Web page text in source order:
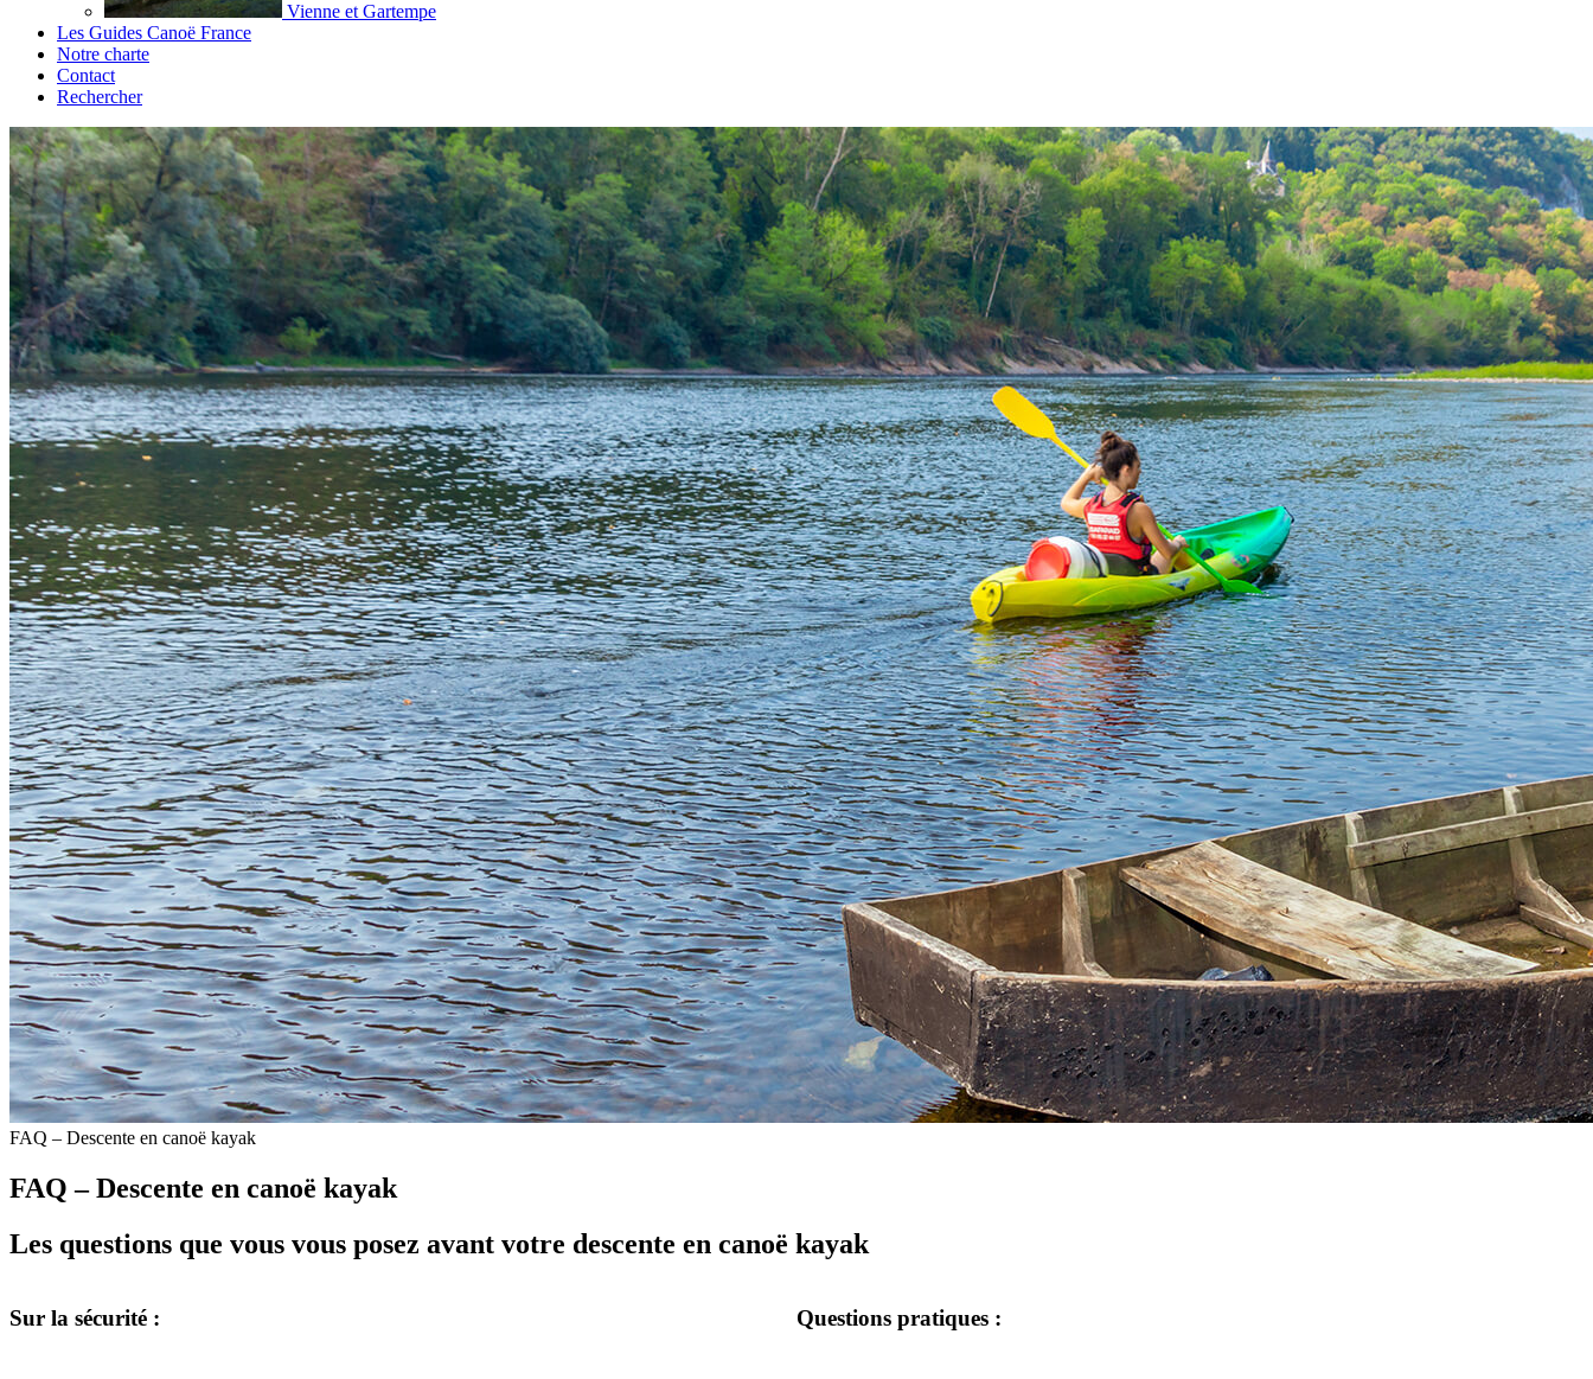
Vienne et Gartempe
Les Guides Canoë France
Notre charte
Contact
Rechercher
FAQ – Descente en canoë kayak
FAQ – Descente en canoë kayak
Les questions que vous vous posez avant votre descente en canoë kayak
Sur la sécurité : Questions pratiques :